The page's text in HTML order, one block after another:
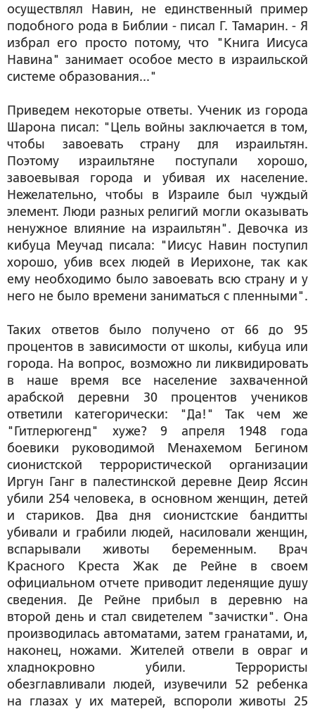
осуществлял Навин, не единственный пример
подобного рода в Библии - писал Г. Тамарин. - Я
избрал его просто потому, что "Книга Иисуса
Навина" занимает особое место в израильской
системе образования..."
Приведем некоторые ответы. Ученик из города
Шарона писал: "Цель войны заключается в том,
чтобы завоевать страну для израильтян.
Поэтому израильтяне поступали хорошо,
завоевывая города и убивая их население.
Нежелательно, чтобы в Израиле был чуждый
элемент. Люди разных религий могли оказывать
ненужное влияние на израильтян". Девочка из
кибуца Меучад писала: "Иисус Навин поступил
хорошо, убив всех людей в Иерихоне, так как
ему необходимо было завоевать всю страну и у
него не было времени заниматься с пленными".
Таких ответов было получено от 66 до 95
процентов в зависимости от школы, кибуца или
города. На вопрос, возможно ли ликвидировать
в наше время все население захваченной
арабской деревни 30 процентов учеников
ответили категорически: "Да!" Так чем же
"Гитлерюгенд" хуже? 9 апреля 1948 года
боевики руководимой Менахемом Бегином
сионистской террористической организации
Иргун Ганг в палестинской деревне Деир Яссин
убили 254 человека, в основном женщин, детей
и стариков. Два дня сионистские бандитты
убивали и грабили людей, насиловали женщин,
вспарывали животы беременным. Врач
Красного Креста Жак де Рейне в своем
официальном отчете приводит леденящие душу
сведения. Де Рейне прибыл в деревню на
второй день и стал свидетелем "зачистки". Она
производилась автоматами, затем гранатами, и,
наконец, ножами. Жителей отвели в овраг и
хладнокровно убили. Террористы
обезглавливали людей, изувечили 52 ребенка
на глазах у их матерей, вспороли животы 25